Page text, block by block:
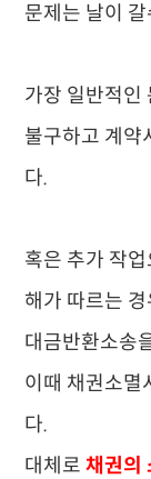
문제는 날이
가장 일반적인
불구하고 계약
다.
혹은 추가 작
해가 따르는
대금반환소송
이때 채권소멸
다.
대체로 채권의